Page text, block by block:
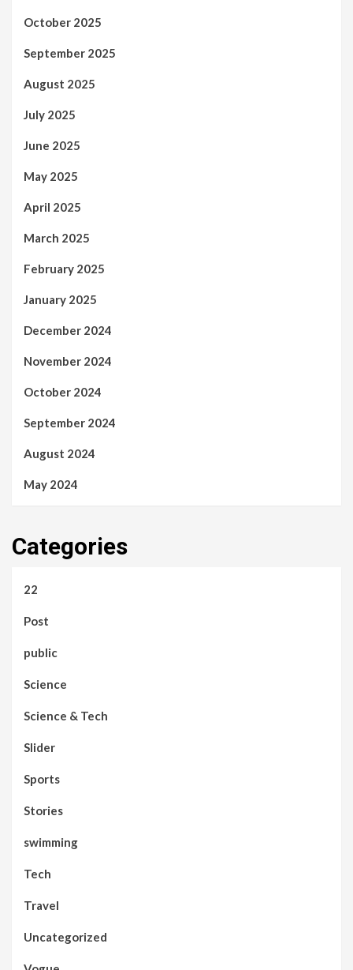
October 2025
September 2025
August 2025
July 2025
June 2025
May 2025
April 2025
March 2025
February 2025
January 2025
December 2024
November 2024
October 2024
September 2024
August 2024
May 2024
Categories
22
Post
public
Science
Science & Tech
Slider
Sports
Stories
swimming
Tech
Travel
Uncategorized